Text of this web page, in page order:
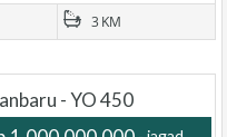
3 KM
- YO 450